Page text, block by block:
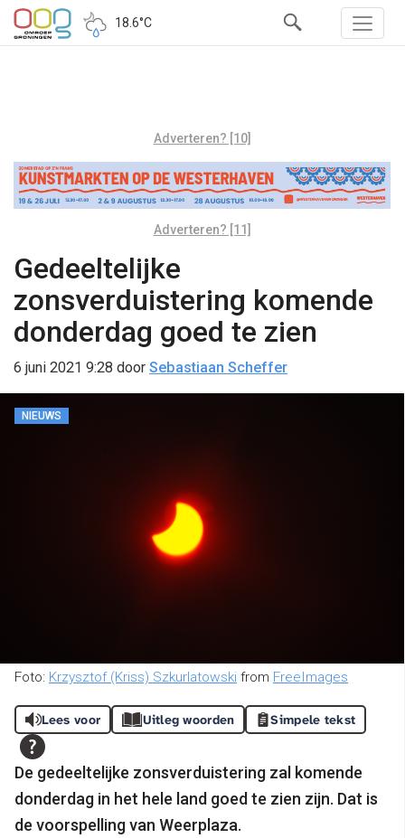
18.6°C
Adverteren? [10]
Adverteren? [11]
Gedeeltelijke
zonsverduistering komende
donderdag goed te zien
6 juni 2021 9:28 door Sebastiaan Scheffer
NIEUWS
Foto: Krzysztof (Kriss) Szkurlatowski from FreeImages
Lees voor Uitleg woorden Simpele tekst
De gedeeltelijke zonsverduistering zal komende
donderdag in het hele land goed te zien zijn. Dat is
de voorspelling van Weerplaza.